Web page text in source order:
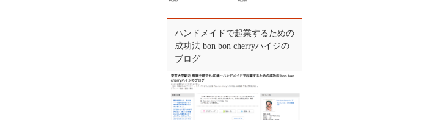
ハンドメイドで起業するための
成功法 bon bon cherryハイジの
ブログ